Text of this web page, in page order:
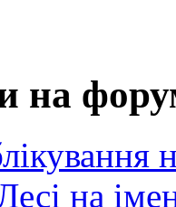
на
на